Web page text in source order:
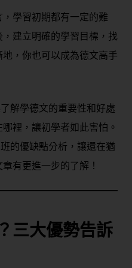
學習初期都有一定的難
建立明確的學習目標，找
，你也可以成為德文高手
解學德文的重要性和好處
裡，讓初學者如此害怕。
的優缺點分析，讓還在猶
有更進一步的了解！
三大優勢告訴